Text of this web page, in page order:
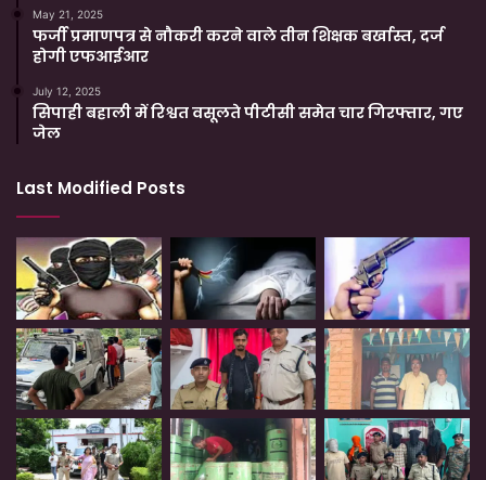
May 21, 2025
फर्जी प्रमाणपत्र से नौकरी करने वाले तीन शिक्षक बर्खास्त, दर्ज
होगी एफआईआर
July 12, 2025
सिपाही बहाली में रिश्वत वसूलते पीटीसी समेत चार गिरफ्तार, गए
जेल
Last Modified Posts